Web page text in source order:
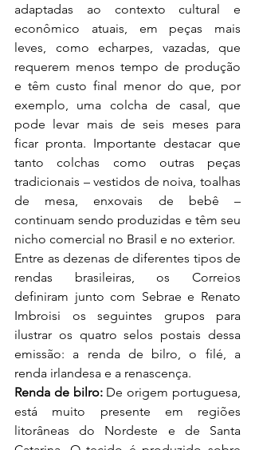
adaptadas ao contexto cultural e
econômico atuais, em peças mais
leves, como echarpes, vazadas, que
requerem menos tempo de produção
e têm custo final menor do que, por
exemplo, uma colcha de casal, que
pode levar mais de seis meses para
ficar pronta. Importante destacar que
tanto colchas como outras peças
tradicionais – vestidos de noiva, toalhas
de mesa, enxovais de bebê –
continuam sendo produzidas e têm seu
nicho comercial no Brasil e no exterior.
Entre as dezenas de diferentes tipos de
rendas brasileiras, os Correios
definiram junto com Sebrae e Renato
Imbroisi os seguintes grupos para
ilustrar os quatro selos postais dessa
emissão: a renda de bilro, o filé, a
renda irlandesa e a renascença.
Renda de bilro: De origem portuguesa,
está muito presente em regiões
litorâneas do Nordeste e de Santa